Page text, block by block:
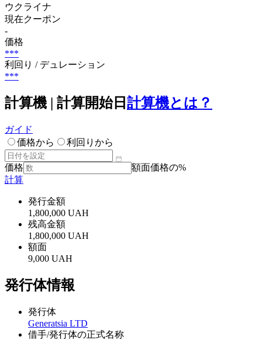
ウクライナ
現在クーポン
-
価格
***
利回り / デュレーション
***
計算機 | 計算開始日 計算機とは？
ガイド
価格から
利回りから
価格
額面価格の%
計算
発行金額
1,800,000 UAH
残高金額
1,800,000 UAH
額面
9,000 UAH
発行体情報
発行体
Generatsia LTD
借手/発行体の正式名称